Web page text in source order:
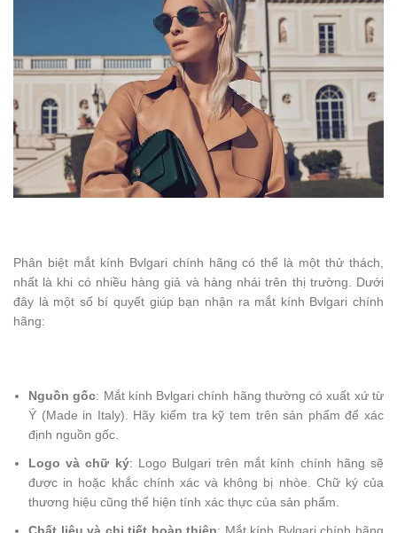
Phân biệt mắt kính Bvlgari chính hãng có thể là một thử thách,
nhất là khi có nhiều hàng giả và hàng nhái trên thị trường. Dưới
đây là một số bí quyết giúp bạn nhận ra mắt kính Bvlgari chính
hãng:
Nguồn gốc: Mắt kính Bvlgari chính hãng thường có xuất xứ từ
Ý (Made in Italy). Hãy kiểm tra kỹ tem trên sản phẩm để xác
định nguồn gốc.
Logo và chữ ký: Logo Bulgari trên mắt kính chính hãng sẽ
được in hoặc khắc chính xác và không bị nhòe. Chữ ký của
thương hiệu cũng thể hiện tính xác thực của sản phẩm.